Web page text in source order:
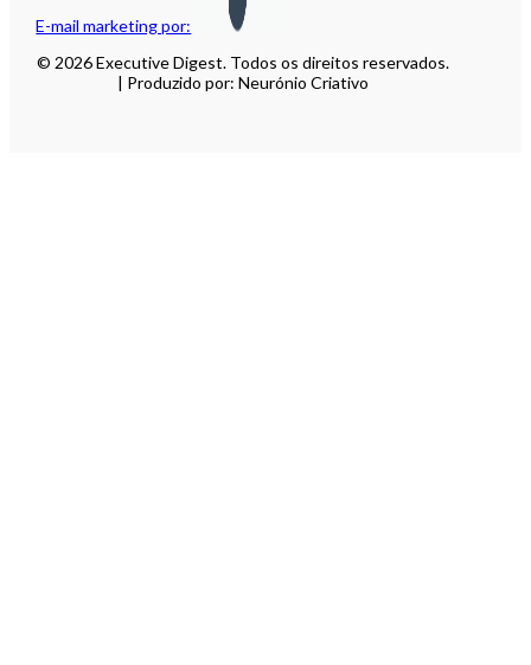
E-mail marketing por:
© 2026 Executive Digest. Todos os direitos reservados.
| Produzido por: Neurónio Criativo